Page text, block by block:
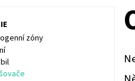
zóny